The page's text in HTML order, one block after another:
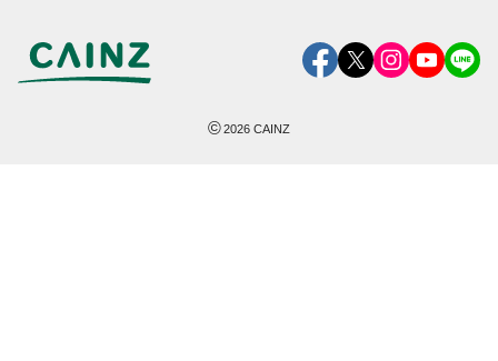
©2026 CAINZ